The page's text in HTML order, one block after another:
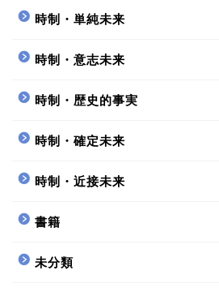
時制・単純未来
時制・意志未来
時制・歴史的事実
時制・確定未来
時制・近接未来
書籍
未分類